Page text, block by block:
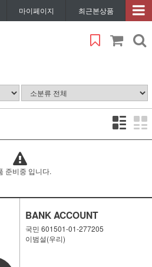
마이페이지 최근본상품
준비중 입니다.
BANK ACCOUNT
국민 601501-01-277205
이범설(우리)